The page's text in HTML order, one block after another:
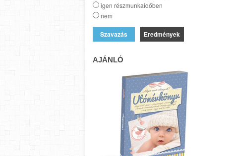
igen részmunkaidőben
nem
Eredmények
AJÁNLÓ